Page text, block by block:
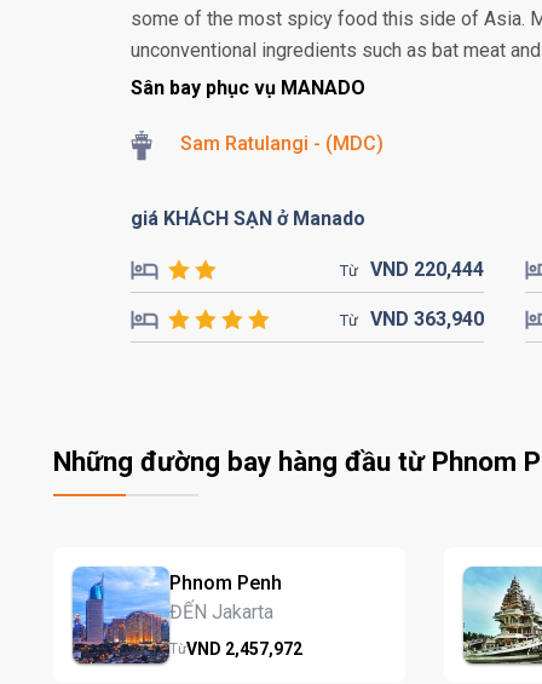
some of the most spicy food this side of Asia.
unconventional ingredients such as bat meat
Sân bay phục vụ MANADO
Sam Ratulangi - (MDC)
giá KHÁCH SẠN ở Manado
Từ VND 220,444
Từ VND 363,940
Những đường bay hàng đầu từ Phnom
Phnom Penh
ĐẾN Jakarta
TừVND 2,457,972